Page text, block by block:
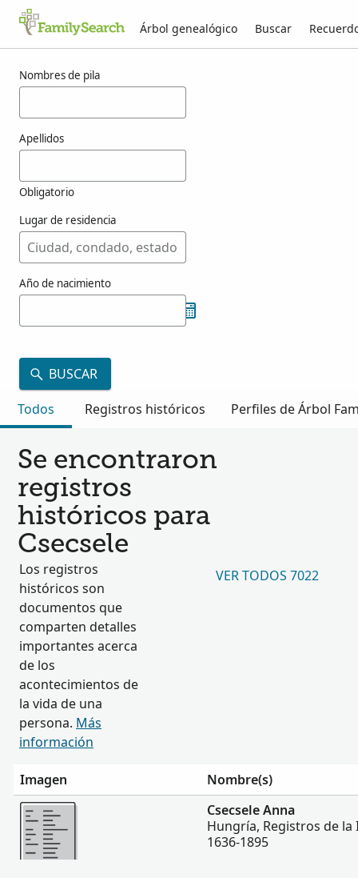
Árbol genealógico Buscar
Nombres de pila
Apellidos
Obligatorio
Lugar de residencia
Año de nacimiento
BUSCAR
Todos
Registros históricos Perfiles de Árbol
Se encontraron
registros
históricos para
Csecsele
Los registros
históricos son
documentos que
comparten detalles
importantes acerca
de los
acontecimientos de
la vida de una
persona. Más
información
VER TODOS 7022
Imagen
Nombre(s)
Más
Csecsele Anna
Hungría, Registros de la
1636-1895